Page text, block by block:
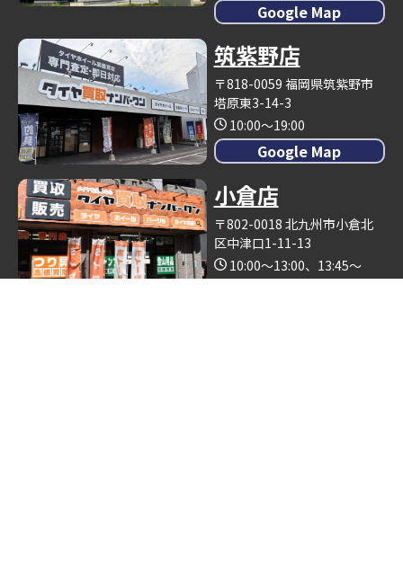
Google Map
筑紫野店
〒818-0059 福岡県筑紫野市
塔原東3-14-3
10:00～19:00
Google Map
小倉店
〒802-0018 北九州市小倉北
区中津口1-11-13
10:00～13:00、13:45～
19:00（木曜日定休）